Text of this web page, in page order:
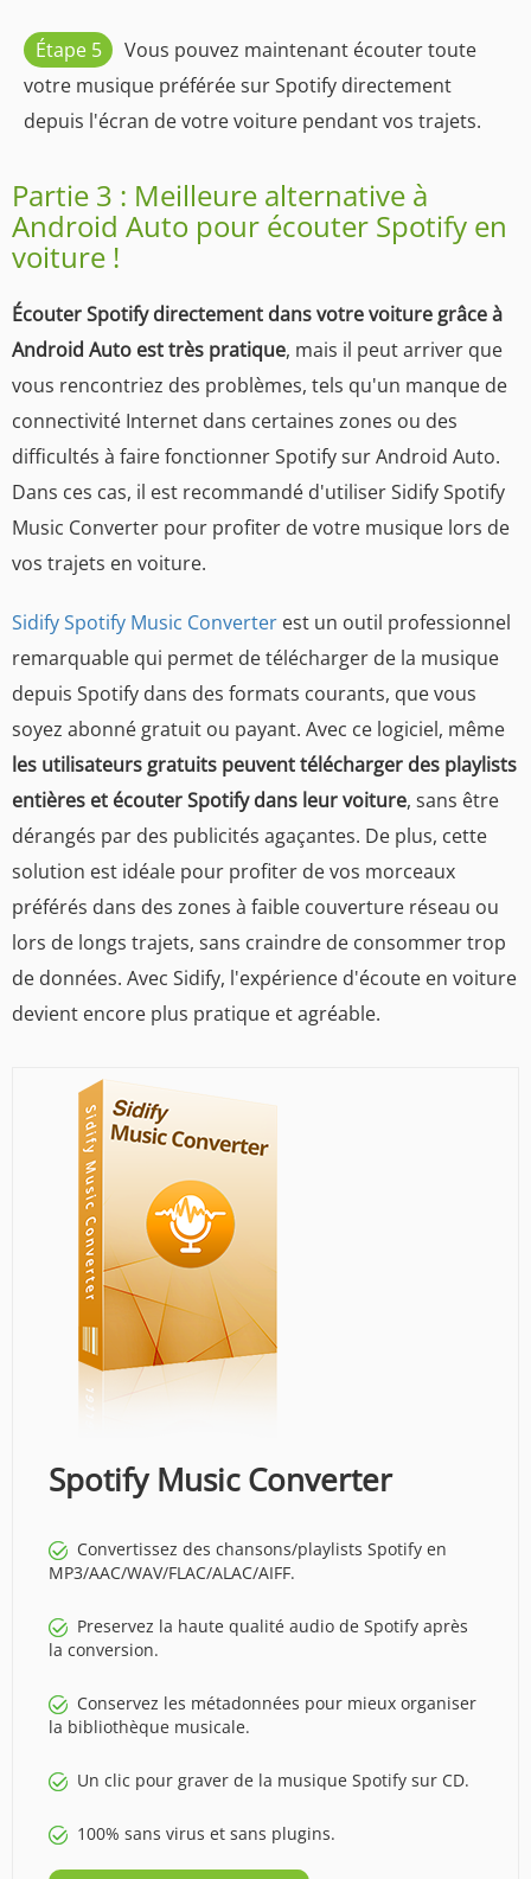
Étape 5
Vous pouvez maintenant écouter toute
votre musique préférée sur Spotify directement
depuis l'écran de votre voiture pendant vos trajets.
Partie 3 : Meilleure alternative à
Android Auto pour écouter Spotify en
voiture !
Écouter Spotify directement dans votre voiture grâce à
Android Auto est très pratique, mais il peut arriver que
vous rencontriez des problèmes, tels qu'un manque de
connectivité Internet dans certaines zones ou des
difficultés à faire fonctionner Spotify sur Android Auto.
Dans ces cas, il est recommandé d'utiliser Sidify Spotify
Music Converter pour profiter de votre musique lors de
vos trajets en voiture.
Sidify Spotify Music Converter est un outil professionnel
remarquable qui permet de télécharger de la musique
depuis Spotify dans des formats courants, que vous
soyez abonné gratuit ou payant. Avec ce logiciel, même
les utilisateurs gratuits peuvent télécharger des playlists
entières et écouter Spotify dans leur voiture, sans être
dérangés par des publicités agaçantes. De plus, cette
solution est idéale pour profiter de vos morceaux
préférés dans des zones à faible couverture réseau ou
lors de longs trajets, sans craindre de consommer trop
de données. Avec Sidify, l'expérience d'écoute en voiture
devient encore plus pratique et agréable.
Spotify Music Converter
Convertissez des chansons/playlists Spotify en
MP3/AAC/WAV/FLAC/ALAC/AIFF.
Preservez la haute qualité audio de Spotify après
la conversion.
Conservez les métadonnées pour mieux organiser
la bibliothèque musicale.
Un clic pour graver de la musique Spotify sur CD.
100% sans virus et sans plugins.